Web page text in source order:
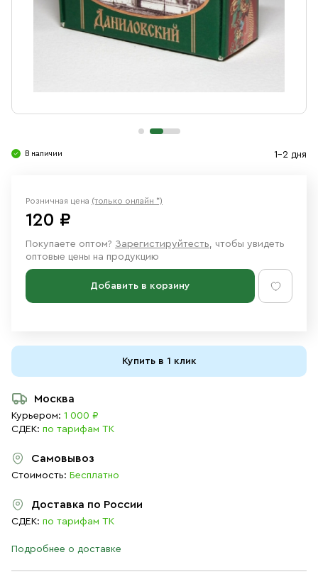
Ювелирные изделия
В наличии 1-2 дня
Розничная цена (только онлайн *)
120 ₽
Покупаете оптом? Зарегистируйтесть, чтобы увидеть
оптовые цены на продукцию
Добавить в корзину
Купить в 1 клик
Москва
Курьером: 1 000 ₽
СДЕК: по тарифам ТК
Самовывоз
Стоимость: Бесплатно
Доставка по России
СДЕК: по тарифам ТК
Подробнее о доставке